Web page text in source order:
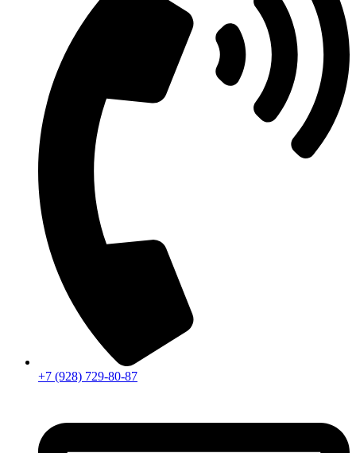
+7 (928) 729-80-87